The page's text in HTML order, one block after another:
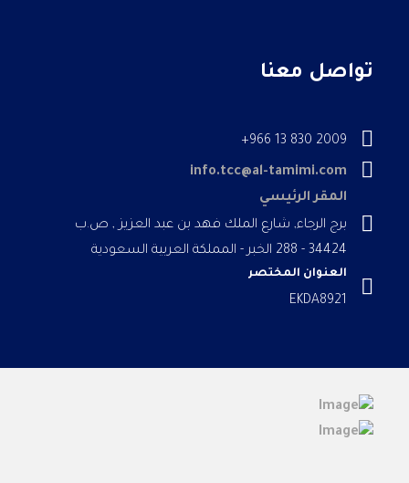
تواصل معنا
2009 830 13 966+
info.tcc@al-tamimi.com
المقر الرئيسي
برج الرجاء, شارع الملك فهد بن عبد العزيز , ص.ب
34424 - 288 الخبر - المملكة العربية السعودية
العنوان المختصر
EKDA8921